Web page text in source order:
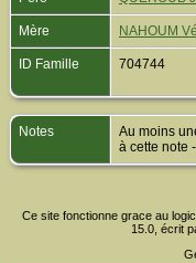
Mère NAHOUM
ID Famille 704744
Notes
Au moins
à cette note
Ce site fonctionne grace au
15.0, écrit